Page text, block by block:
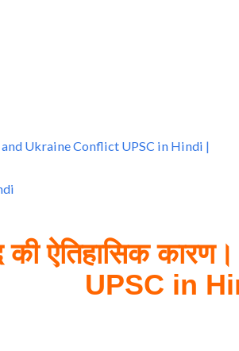
and Ukraine Conflict UPSC in Hindi |
की ऐतिहासिक
UPSC in